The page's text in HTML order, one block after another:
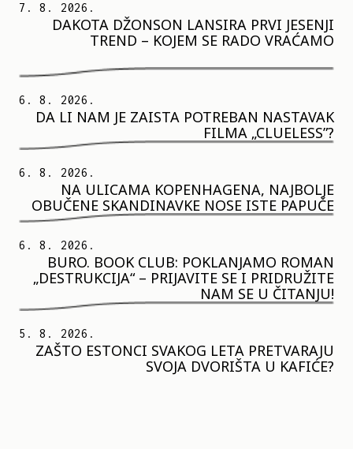
7. 8. 2026.
DAKOTA DŽONSON LANSIRA PRVI JESENJI
TREND – KOJEM SE RADO VRAĆAMO
6. 8. 2026.
DA LI NAM JE ZAISTA POTREBAN NASTAVAK
FILMA „CLUELESS”?
6. 8. 2026.
NA ULICAMA KOPENHAGENA, NAJBOLJE
OBUČENE SKANDINAVKE NOSE ISTE PAPUČE
6. 8. 2026.
BURO. BOOK CLUB: POKLANJAMO ROMAN
„DESTRUKCIJA“ – PRIJAVITE SE I PRIDRUŽITE
NAM SE U ČITANJU!
5. 8. 2026.
ZAŠTO ESTONCI SVAKOG LETA PRETVARAJU
SVOJA DVORIŠTA U KAFIĆE?